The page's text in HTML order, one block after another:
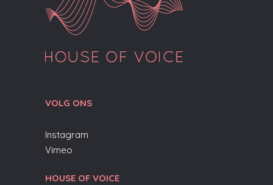
VOLG ONS
Instagram
Vimeo
HOUSE OF VOICE